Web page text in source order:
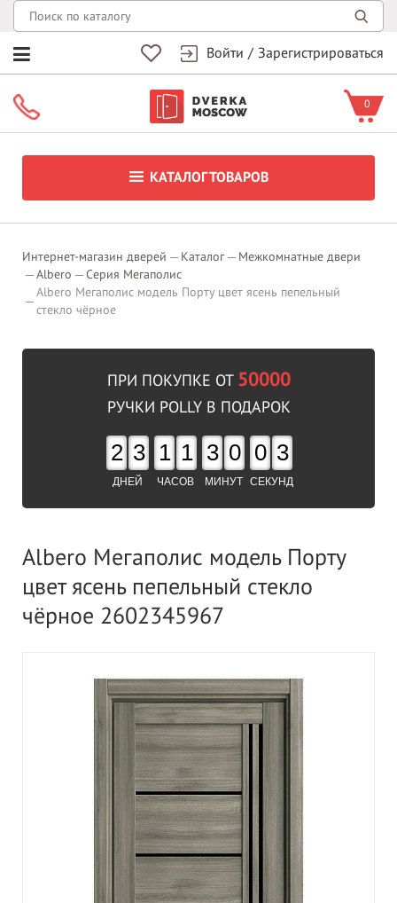
Войти / Зарегистрироваться
0
КАТАЛОГ ТОВАРОВ
Интернет-магазин дверей Каталог
Межкомнатные двери
Albero
Серия Мегаполис
Albero Мегаполис модель Порту цвет ясень пепельный
стекло чёрное
ПРИ ПОКУПКЕ ОТ 50000
РУЧКИ POLLY В ПОДАРОК
2 3
ДНЕЙ
1 1
ЧАСОВ
3 0
МИНУТ
0 2
СЕКУНД
Albero Мегаполис модель Порту
цвет ясень пепельный стекло
чёрное 2602345967